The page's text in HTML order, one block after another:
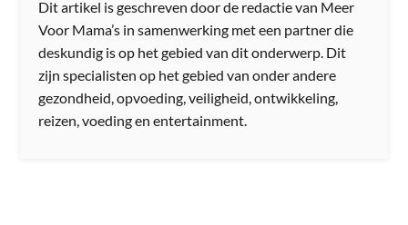
Dit artikel is geschreven door de redactie van Meer
Voor Mama’s in samenwerking met een partner die
deskundig is op het gebied van dit onderwerp. Dit
zijn specialisten op het gebied van onder andere
gezondheid, opvoeding, veiligheid, ontwikkeling,
reizen, voeding en entertainment.